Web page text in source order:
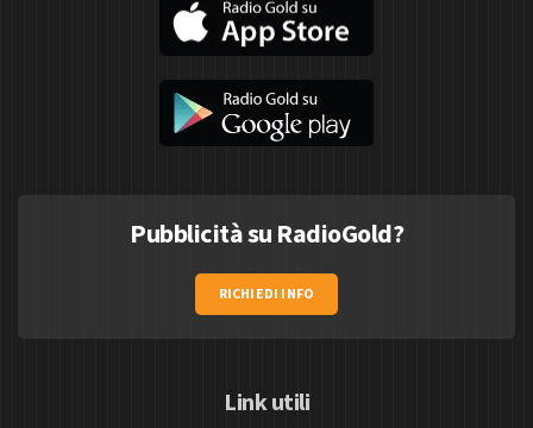
Pubblicità su RadioGold?
RICHIEDI INFO
Link utili